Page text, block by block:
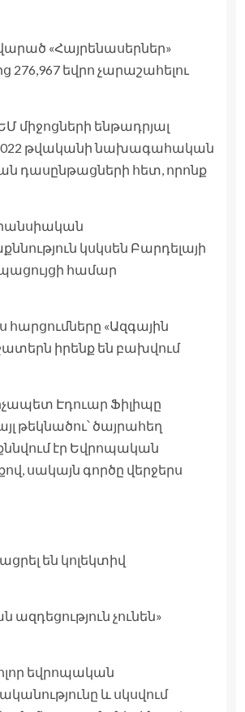
«Հայրենասերներ»
276,967 եվրո չարաշահելու
միջոցների ենթադրյալ
2022 թվականի նախագահական
դասընթացների հետ, որոնք
կսկսեն Բարդելայի
համար
հարցումները «Ազգային
իրենք են բախվում
Էդուար Ֆիլիպը
թեկնածու՝ ծայրահեղ
էր Եվրոպական
սակայն գործը վերջերս
են կոլեկտիվ
չունեն»
եվրոպական
և սկսվում